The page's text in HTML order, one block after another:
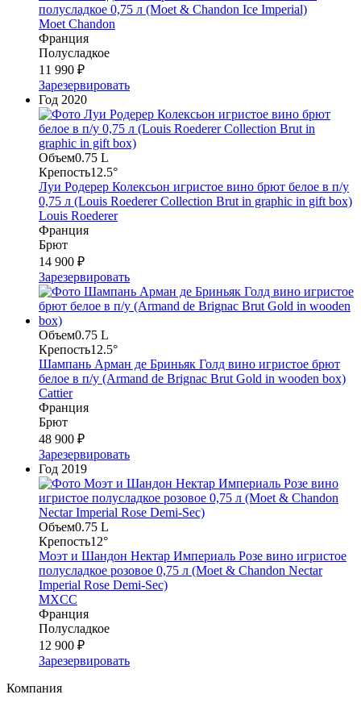
полусладкое 0,75 л (Moet & Chandon Ice Imperial)
Moet Chandon
Франция
Полусладкое
11 990 ₽
Зарезервировать
Год 2020
Объем0.75 L
Крепость12.5°
Луи Родерер Колексьон игристое вино брют белое в п/у
0,75 л (Louis Roederer Collection Brut in graphic in gift box)
Louis Roederer
Франция
Брют
14 900 ₽
Зарезервировать
Объем0.75 L
Крепость12.5°
Шампань Арман де Бриньяк Голд вино игристое брют
белое в п/у (Armand de Brignac Brut Gold in wooden box)
Cattier
Франция
Брют
48 900 ₽
Зарезервировать
Год 2019
Объем0.75 L
Крепость12°
Моэт и Шандон Нектар Империаль Розе вино игристое
полусладкое розовое 0,75 л (Moet & Chandon Nectar
Imperial Rose Demi-Sec)
MXCC
Франция
Полусладкое
12 900 ₽
Зарезервировать
Компания